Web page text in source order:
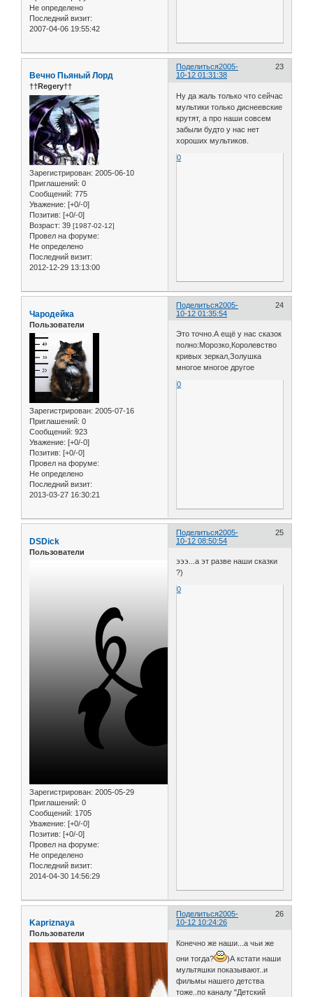
Не определено
Последний визит:
2007-04-06 19:55:42
Поделиться 23
2005-
10-12 01:31:38
Вечно Пьяный Лорд
††Regery††
Зарегистрирован: 2005-06-10
Приглашений: 0
Сообщений: 775
Уважение: [+0/-0]
Позитив: [+0/-0]
Возраст: 39 [1987-02-12]
Провел на форуме:
Не определено
Последний визит:
2012-12-29 13:13:00
Ну да жаль только что сейчас
мультики только диснеевские
крутят, а про наши совсем
забыли будто у нас нет
хороших мультиков.
0
Поделиться 24
2005-
10-12 01:35:54
Чародейка
Пользователи
Зарегистрирован: 2005-07-16
Приглашений: 0
Сообщений: 923
Уважение: [+0/-0]
Позитив: [+0/-0]
Провел на форуме:
Не определено
Последний визит:
2013-03-27 16:30:21
Это точно.А ещё у нас сказок
полно:Морозко,Королевство
кривых зеркал,Золушка
многое многое другое
0
Поделиться 25
2005-
10-12 08:50:54
DSDick
Пользователи
Зарегистрирован: 2005-05-29
Приглашений: 0
Сообщений: 1705
Уважение: [+0/-0]
Позитив: [+0/-0]
Провел на форуме:
Не определено
Последний визит:
2014-04-30 14:56:29
эээ...а эт разве наши сказки
?)
0
Поделиться 26
2005-
10-12 10:24:26
Kapriznaya
Пользователи
Конечно же наши...а чьи же
они тогда?
)А кстати наши
мультяшки показывают..и
фильмы нашего детства
тоже..по каналу "Детский